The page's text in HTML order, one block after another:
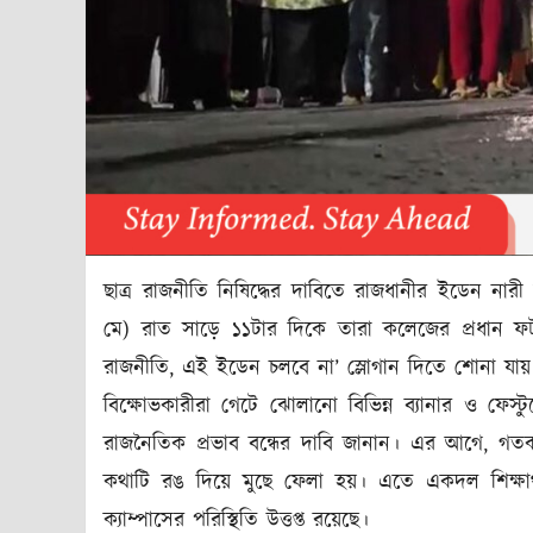
ছাত্র রাজনীতি নিষিদ্ধের দাবিতে রাজধানীর ইডেন
মে) রাত সাড়ে ১১টার দিকে তারা কলেজের প্রধান
রাজনীতি, এই ইডেন চলবে না’ স্লোগান দিতে শোনা
বিক্ষোভকারীরা গেটে ঝোলানো বিভিন্ন ব্যানার ও
রাজনৈতিক প্রভাব বন্ধের দাবি জানান। এর আগে,
কথাটি রঙ দিয়ে মুছে ফেলা হয়। এতে একদল
ক্যাম্পাসের পরিস্থিতি উত্তপ্ত রয়েছে।